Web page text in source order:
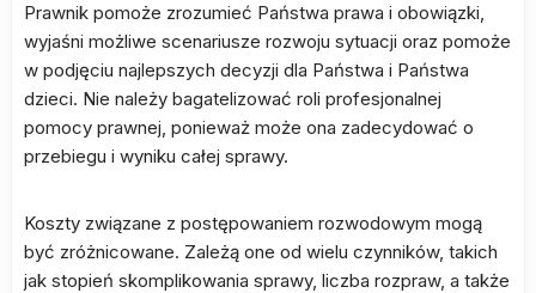
Prawnik pomoże zrozumieć Państwa prawa i obowiązki,
wyjaśni możliwe scenariusze rozwoju sytuacji oraz pomoże
w podjęciu najlepszych decyzji dla Państwa i Państwa
dzieci. Nie należy bagatelizować roli profesjonalnej
pomocy prawnej, ponieważ może ona zadecydować o
przebiegu i wyniku całej sprawy.
Koszty związane z postępowaniem rozwodowym mogą
być zróżnicowane. Zależą one od wielu czynników, takich
jak stopień skomplikowania sprawy, liczba rozpraw, a także